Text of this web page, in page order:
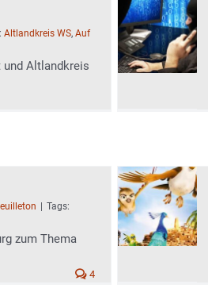
Altlandkreis WS, Auf
und Altlandkreis
Tags:
zum Thema
4